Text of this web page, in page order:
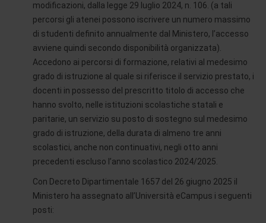
modificazioni, dalla legge 29 luglio 2024, n. 106. (a tali
percorsi gli atenei possono iscrivere un numero massimo
di studenti definito annualmente dal Ministero, l’accesso
avviene quindi secondo disponibilità organizzata).
Accedono ai percorsi di formazione, relativi al medesimo
grado di istruzione al quale si riferisce il servizio prestato, i
docenti in possesso del prescritto titolo di accesso che
hanno svolto, nelle istituzioni scolastiche statali e
paritarie, un servizio su posto di sostegno sul medesimo
grado di istruzione, della durata di almeno tre anni
scolastici, anche non continuativi, negli otto anni
precedenti escluso l’anno scolastico 2024/2025.
Con Decreto Dipartimentale 1657 del 26 giugno 2025 il
Ministero ha assegnato all’Università eCampus i seguenti
posti: